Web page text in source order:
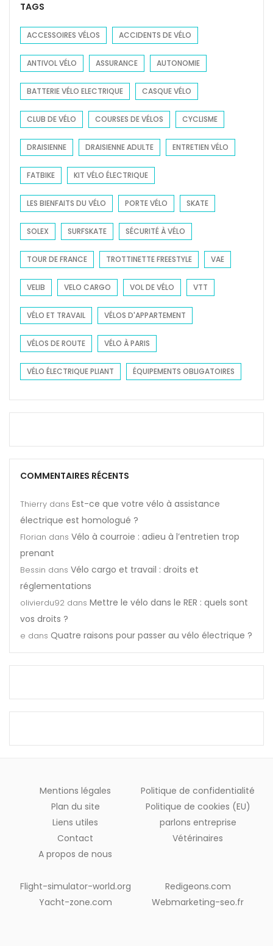
c
f
r
:
TAGS
ACCESSOIRES VÉLOS ACCIDENTS DE VÉLO
ANTIVOL VÉLO ASSURANCE AUTONOMIE
BATTERIE VÉLO ELECTRIQUE CASQUE VÉLO
CLUB DE VÉLO COURSES DE VÉLOS CYCLISME
DRAISIENNE DRAISIENNE ADULTE ENTRETIEN VÉLO
FATBIKE KIT VÉLO ÉLECTRIQUE
LES BIENFAITS DU VÉLO PORTE VÉLO SKATE
SOLEX SURFSKATE SÉCURITÉ À VÉLO
TOUR DE FRANCE TROTTINETTE FREESTYLE VAE
VELIB VELO CARGO VOL DE VÉLO VTT
VÉLO ET TRAVAIL VÉLOS D'APPARTEMENT
VÉLOS DE ROUTE VÉLO À PARIS
VÉLO ÉLECTRIQUE PLIANT ÉQUIPEMENTS OBLIGATOIRES
COMMENTAIRES RÉCENTS
Thierry dans Est-ce que votre vélo à assistance
électrique est homologué ?
Florian dans Vélo à courroie : adieu à l’entretien trop
prenant
Bessin dans Vélo cargo et travail : droits et
réglementations
olivierdu92 dans Mettre le vélo dans le RER : quels sont
vos droits ?
e dans Quatre raisons pour passer au vélo électrique ?
Mentions légales
Plan du site
Liens utiles
Contact
A propos de nous
Politique de confidentialité
Politique de cookies (EU)
parlons entreprise
Vétérinaires
Flight-simulator-world.org
Yacht-zone.com
Redigeons.com
Webmarketing-seo.fr